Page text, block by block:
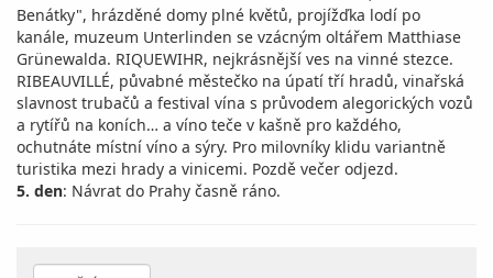
Benátky", hrázděné domy plné květů, projížďka lodí po
kanále, muzeum Unterlinden se vzácným oltářem Matthiase
Grünewalda. RIQUEWIHR, nejkrásnější ves na vinné stezce.
RIBEAUVILLÉ, půvabné městečko na úpatí tří hradů, vinařská
slavnost trubačů a festival vína s průvodem alegorických vozů
a rytířů na koních… a víno teče v kašně pro každého,
ochutnáte místní víno a sýry. Pro milovníky klidu variantně
turistika mezi hrady a vinicemi. Pozdě večer odjezd.
5. den: Návrat do Prahy časně ráno.